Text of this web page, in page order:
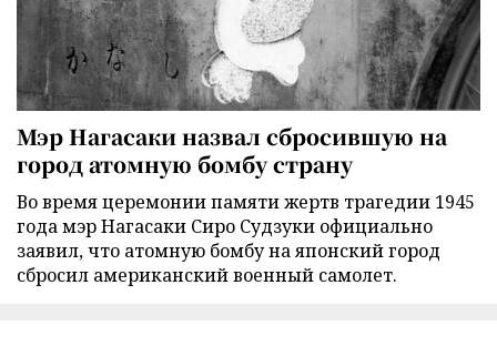
Мэр Нагасаки назвал сбросившую на
город атомную бомбу страну
Во время церемонии памяти жертв трагедии 1945
года мэр Нагасаки Сиро Судзуки официально
заявил, что атомную бомбу на японский город
сбросил американский военный самолет.